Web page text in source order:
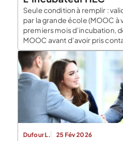
Seule condition à remplir :
par la grande école (MOOC à
premiers mois d’incubation,
MOOC avant d’avoir pris
Qu’est-ce qu’un incubateur
? Définition d’un incubateur
qu’est un incubateur : il s’agit
d’accueil […]
Dufour L. 25 Fév 2026